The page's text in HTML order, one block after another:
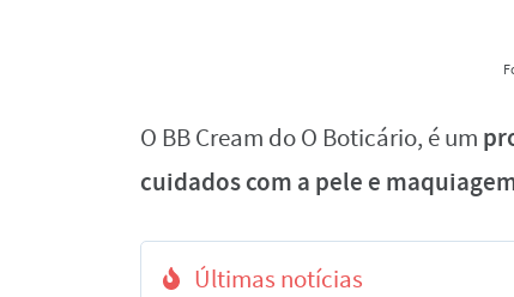
O BB Cream do O Boticário, é um
cuidados com a pele e
Últimas notícias